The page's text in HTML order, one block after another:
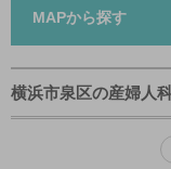
者が遊びのサポートをし
子育て支援拠点では子供
しています。産婦人科は
病院と提携している産婦
MAPから探す
横浜市泉区の産婦人